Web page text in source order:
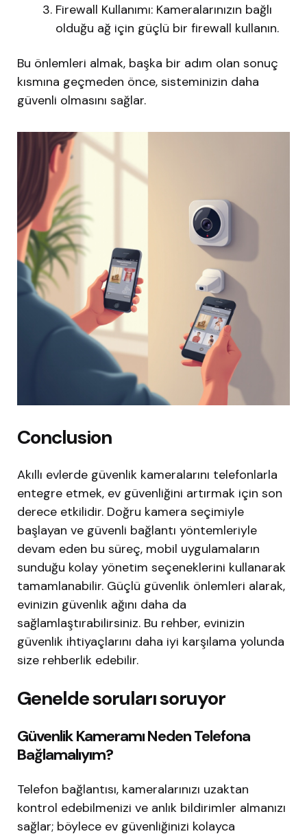
Firewall Kullanımı: Kameralarınızın bağlı
olduğu ağ için güçlü bir firewall kullanın.
Bu önlemleri almak, başka bir adım olan sonuç
kısmına geçmeden önce, sisteminizin daha
güvenli olmasını sağlar.
Conclusion
Akıllı evlerde güvenlik kameralarını telefonlarla
entegre etmek, ev güvenliğini artırmak için son
derece etkilidir. Doğru kamera seçimiyle
başlayan ve güvenli bağlantı yöntemleriyle
devam eden bu süreç, mobil uygulamaların
sunduğu kolay yönetim seçeneklerini kullanarak
tamamlanabilir. Güçlü güvenlik önlemleri alarak,
evinizin güvenlik ağını daha da
sağlamlaştırabilirsiniz. Bu rehber, evinizin
güvenlik ihtiyaçlarını daha iyi karşılama yolunda
size rehberlik edebilir.
Genelde soruları soruyor
Güvenlik Kameramı Neden Telefona
Bağlamalıyım?
Telefon bağlantısı, kameralarınızı uzaktan
kontrol edebilmenizi ve anlık bildirimler almanızı
sağlar; böylece ev güvenliğinizi kolayca